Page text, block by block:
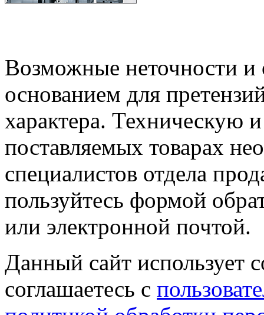
Возможные неточности и
основанием для
характера.
поставляемых товарах
специалистов отдела
пользуйтесь формой
или электронной почтой.
Данный сайт использует
соглашаетесь с